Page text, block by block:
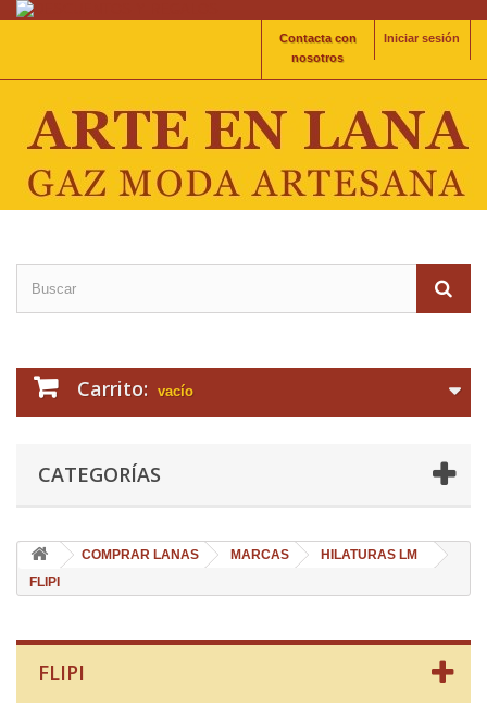
Iniciar sesión
Contacta con
nosotros
Carrito: vacío
CATEGORÍAS
COMPRAR LANAS MARCAS
HILATURAS LM
FLIPI
FLIPI